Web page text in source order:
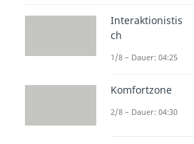
Interaktionistis
ch
1/8 – Dauer: 04:25
Komfortzone
2/8 – Dauer: 04:30